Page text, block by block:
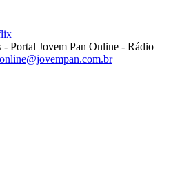
Portal Jovem Pan Online - Rádio